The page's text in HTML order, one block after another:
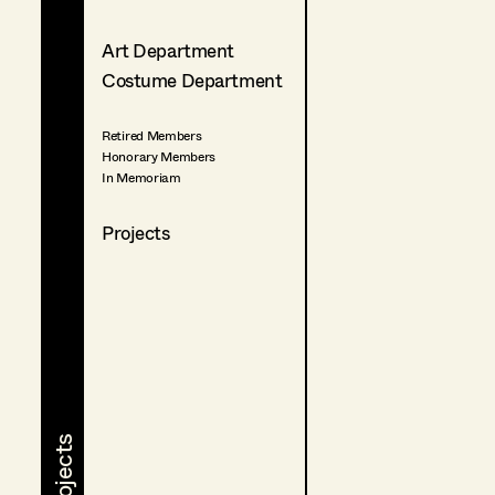
Art Department
Costume Department
Retired Members
Honorary Members
In Memoriam
Projects